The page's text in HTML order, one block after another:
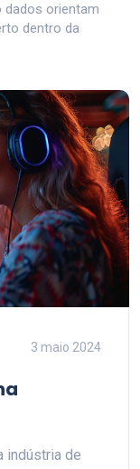
orientam
dentro da
3 maio 2024
indústria de